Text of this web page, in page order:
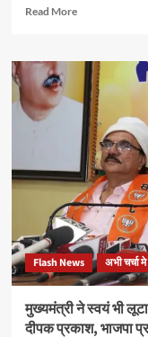
Read MoreRead
शिबू
सोरेन
परिवार
पूरे
प्रदेश
में
लूट
का
साम्राज्य
स्थापित
किया
:-
बाबूलाल
मरांडी
Flash News अभी चर्चा मे
मुख्यमंत्री ने स्वयं भी
दीपक प्रकाश, भाजपा